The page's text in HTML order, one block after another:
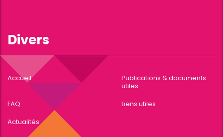
Divers
Accueil
Publications & documents
utiles
FAQ
Liens utiles
Actualités